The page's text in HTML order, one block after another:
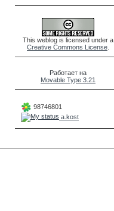
This weblog is licensed under a
Creative Commons License
Работает на
Movable Type 3.21
98746801
a.kost